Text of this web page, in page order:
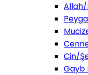
Cin/
Gayb